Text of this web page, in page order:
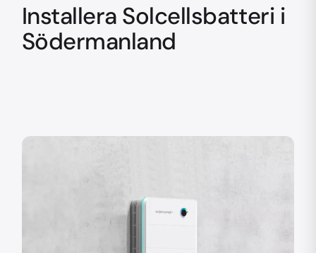
Installera Solcellsbatteri i
Södermanland